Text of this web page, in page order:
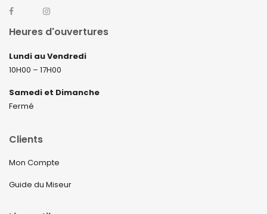
Heures d'ouvertures
Lundi au Vendredi
10H00 – 17H00
Samedi et Dimanche
Fermé
Clients
Mon Compte
Guide du Miseur